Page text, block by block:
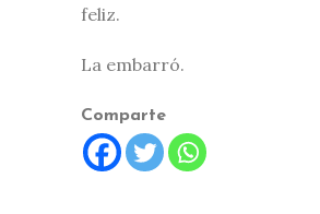
feliz.
La embarró.
Comparte